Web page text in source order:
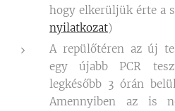
hogy elkerüljük érte a
nyilatkozat)
A repülőtéren az új
egy újabb PCR
legkésőbb 3 órán
Amennyiben az is